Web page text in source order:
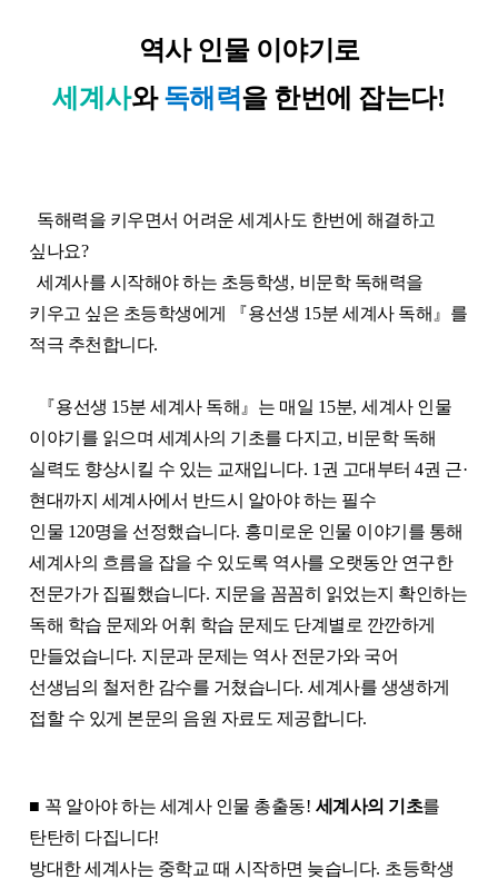
역사 인물 이야기로
세계사와독해력을 한번에 잡는다!
독해력을 키우면서 어려운 세계사도 한번에 해결하고
싶나요?
세계사를 시작해야 하는 초등학생, 비문학 독해력을
키우고 싶은 초등학생에게
『용선생 15분 세계사 독해 』 를
적극 추천합니다.
『용선생 15분 세계사 독해 』 는 매일 15분,세계사 인물
이야기를 읽으며 세계사의 기초를 다지고, 비문학 독해
실력도 향상시킬 수 있는 교재입니다. 1 권 고대부터4권 근·
현대까지 세계사에서 반드시 알아야 하는 필수
인물 120명을 선정했습니다. 흥미로운 인물 이야기를 통해
세계사의 흐름을 잡을 수 있도록 역사를 오랫동안 연구한
전문가가 집필했습니다. 지문을 꼼꼼히 읽었는지 확인하는
독해 학습 문제와 어휘 학습 문제도 단계별로 깐깐하게
만들었습니다. 지문과 문제는 역사 전문가와 국어
선생님의 철저한 감수를 거쳤습니다.세계사를 생생하게
접할 수 있게 본문의 음원 자료도 제공합니다.
■ 꼭 알아야 하는 세계사 인물 총출동! 세계사의 기초를
탄탄히 다집니다!
방대한 세계사는 중학교 때 시작하면 늦습니다. 초등학생